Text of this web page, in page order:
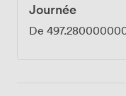
Journée
De